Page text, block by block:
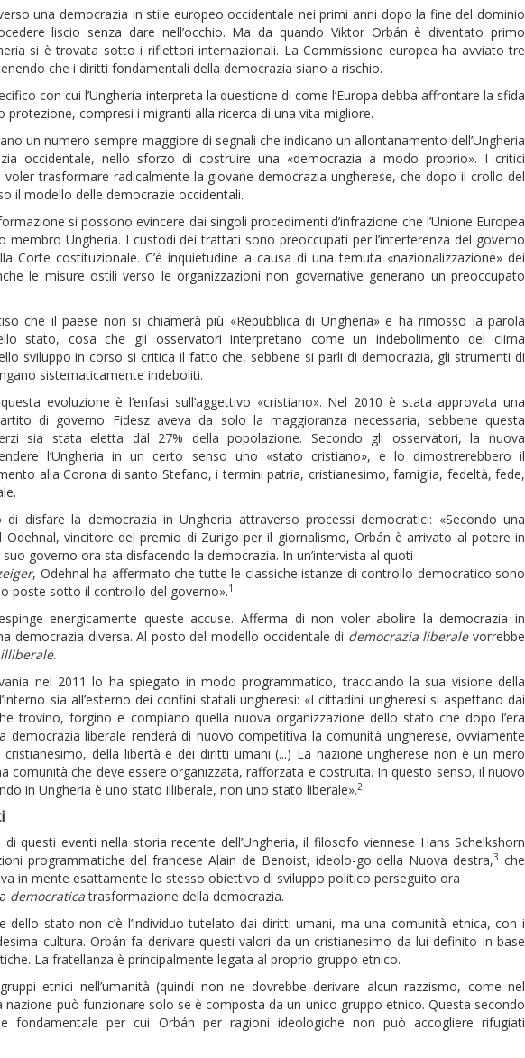
una democrazia in stile europeo occidentale nei primi anni dopo la fine del dominio
liscio senza dare nell’occhio. Ma da quando Viktor Orbán è diventato primo
si è trovata sotto i riflettori internazionali. La Commissione europea ha avviato tre
che i diritti fondamentali della democrazia siano a rischio.
con cui l’Ungheria interpreta la questione di come l’Europa debba affrontare la sfida
protezione, compresi i migranti alla ricerca di una vita migliore.
un numero sempre maggiore di segnali che indicano un allontanamento dell’Ungheria
occidentale, nello sforzo di costruire una «democrazia a modo proprio». I critici
voler trasformare radicalmente la giovane democrazia ungherese, che dopo il crollo del
il modello delle democrazie occidentali.
si possono evincere dai singoli procedimenti d’infrazione che l’Unione Europea
Ungheria. I custodi dei trattati sono preoccupati per l’interferenza del governo
Corte costituzionale. C’è inquietudine a causa di una temuta «nazionalizzazione» dei
le misure ostili verso le organizzazioni non governative generano un preoccupato
che il paese non si chiamerà più «Repubblica di Ungheria» e ha rimosso la parola
stato, cosa che gli osservatori interpretano come un indebolimento del clima
sviluppo in corso si critica il fatto che, sebbene si parli di democrazia, gli strumenti di
sistematicamente indeboliti.
evoluzione è l’enfasi sull’aggettivo «cristiano». Nel 2010 è stata approvata una
di governo Fidesz aveva da solo la maggioranza necessaria, sebbene questa
sia stata eletta dal 27% della popolazione. Secondo gli osservatori, la nuova
l’Ungheria in un certo senso uno «stato cristiano», e lo dimostrerebbero il
alla Corona di santo Stefano, i termini patria, cristianesimo, famiglia, fedeltà, fede,
disfare la democrazia in Ungheria attraverso processi democratici: «Secondo una
Odehnal, vincitore del premio di Zurigo per il giornalismo, Orbán è arrivato al potere in
governo ora sta disfacendo la democrazia. In un’intervista al quoti-
, Odehnal ha affermato che tutte le classiche istanze di controllo democratico sono
poste sotto il controllo del governo».1
energicamente queste accuse. Afferma di non voler abolire la democrazia in
democrazia diversa. Al posto del modello occidentale di democrazia liberalevorrebbe
.
nel 2011 lo ha spiegato in modo programmatico, tracciando la sua visione della
sia all’esterno dei confini statali ungheresi: «I cittadini ungheresi si aspettano dai
trovino, forgino e compiano quella nuova organizzazione dello stato che dopo l’era
democrazia liberale renderà di nuovo competitiva la comunità ungherese, ovviamente
della libertà e dei diritti umani (...) La nazione ungherese non è un mero
comunità che deve essere organizzata, rafforzata e costruita. In questo senso, il nuovo
in Ungheria è uno stato illiberale, non uno stato liberale».2
questi eventi nella storia recente dell’Ungheria, il filosofo viennese Hans Schelkshorn
programmatiche del francese Alain de Benoist, ideolo-go della Nuova destra,3 che
in mente esattamente lo stesso obiettivo di sviluppo politico perseguito ora
democraticatrasformazione della democrazia.
dello stato non c’è l’individuo tutelato dai diritti umani, ma una comunità etnica, con i
cultura. Orbán fa derivare questi valori da un cristianesimo da lui definito in base
La fratellanza è principalmente legata al proprio gruppo etnico.
etnici nell’umanità (quindi non ne dovrebbe derivare alcun razzismo, come nel
può funzionare solo se è composta da un unico gruppo etnico. Questa secondo
fondamentale per cui Orbán per ragioni ideologiche non può accogliere rifugiati